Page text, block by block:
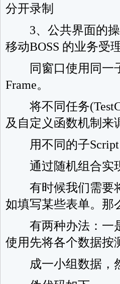
分开录制
3、公共界面的操
移动BOSS 的业务受
同窗口使用同一子
Frame。
将不同任务
及自定义函数机制来
用不同的子Script
通过随机组合实
有时候我们需要将
如填写某些表单。那
有两种办法：一是
使用先将各个数据按
成一小组数据，然